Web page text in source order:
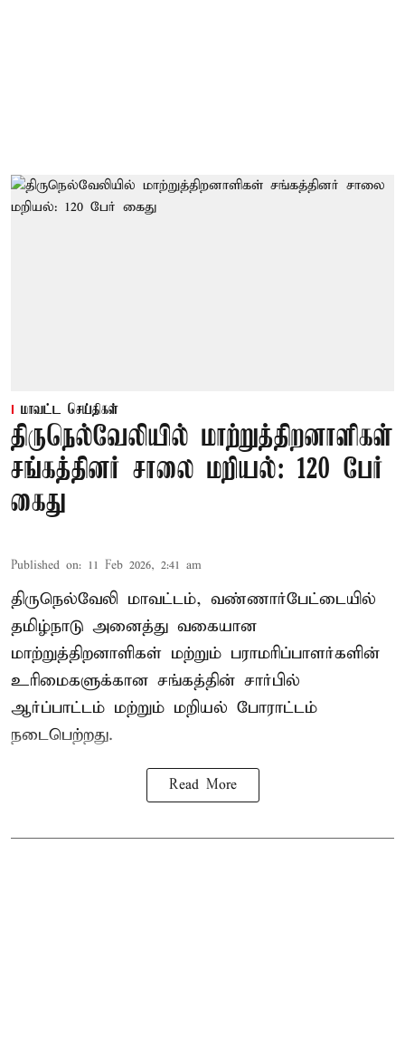
மாவட்ட செய்திகள்
திருநெல்வேலியில் மாற்றுத்திறனாளிகள்
சங்கத்தினர் சாலை மறியல்: 120 பேர்
கைது
Published on: 11 Feb 2026, 2:41 am
திருநெல்வேலி மாவட்டம், வண்ணார்பேட்டையில்
தமிழ்நாடு அனைத்து வகையான
மாற்றுத்திறனாளிகள் மற்றும் பராமரிப்பாளர்களின்
உரிமைகளுக்கான சங்கத்தின் சார்பில்
ஆர்ப்பாட்டம் மற்றும் மறியல் போராட்டம்
நடைபெற்றது.
Read More